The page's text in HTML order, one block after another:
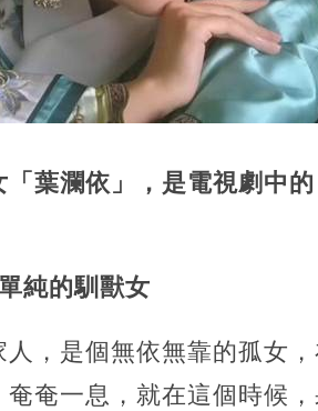
葉瀾依」
，是電視劇中
純的馴獸女
，是個無依無靠的孤女
奄一息，就在這個時候